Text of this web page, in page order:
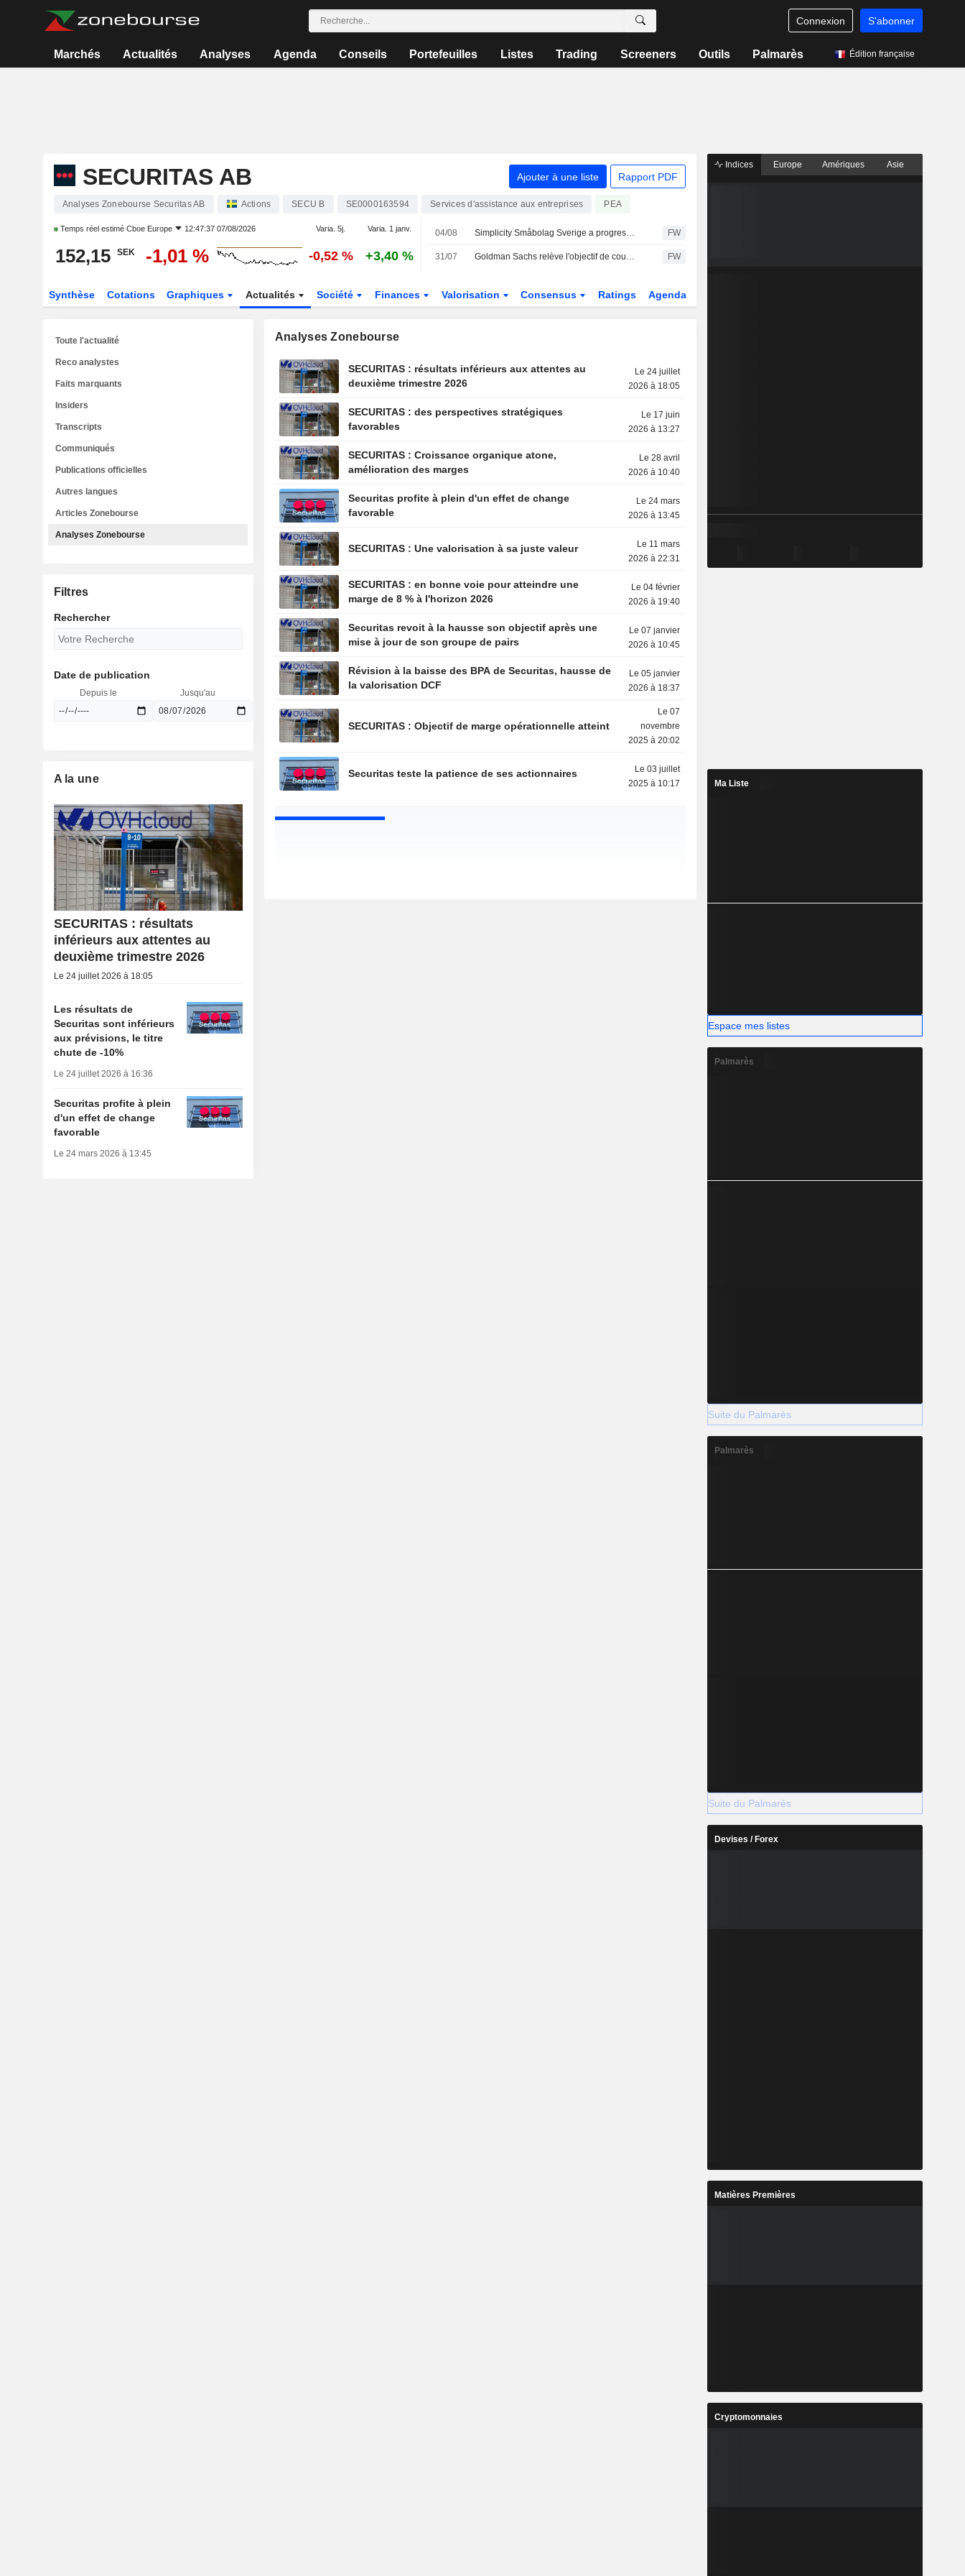
Connexion S'abonner
Marchés Actualités Analyses Agenda Conseils Portefeuilles Listes Trading Screeners Outils Palmarès Édition française
SECURITAS AB Ajouter à une liste Rapport PDF
Analyses Zonebourse Securitas AB Actions SECU B SE0000163594 Services d'assistance aux entreprises PEA
Temps réel estimé Cboe Europe 12:47:37 07/08/2026 Varia. 5j. Varia. 1 janv.
152,15 SEK -1,01 % -0,52 % +3,40 %
04/08 Simplicity Småbolag Sverige a progressé de 1,7 % en juillet - renforcement de l'exposition au secteur industriel FW
31/07 Goldman Sachs relève l'objectif de cours de Securitas à 150 couronnes (145), maintient sa recommandation à la vente - BN FW
Synthèse Cotations Graphiques Actualités Société Finances Valorisation Consensus Ratings Agenda
Analyses Zonebourse
SECURITAS : résultats inférieurs aux attentes au
deuxième trimestre 2026
Le 24 juillet
2026 à 18:05
SECURITAS : des perspectives stratégiques
favorables
Le 17 juin
2026 à 13:27
SECURITAS : Croissance organique atone,
amélioration des marges
Le 28 avril
2026 à 10:40
Securitas profite à plein d'un effet de change
favorable
Le 24 mars
2026 à 13:45
SECURITAS : Une valorisation à sa juste valeur
Le 11 mars
2026 à 22:31
SECURITAS : en bonne voie pour atteindre une
marge de 8 % à l'horizon 2026
Le 04 février
2026 à 19:40
Securitas revoit à la hausse son objectif après une
mise à jour de son groupe de pairs
Le 07 janvier
2026 à 10:45
Révision à la baisse des BPA de Securitas, hausse de
la valorisation DCF
Le 05 janvier
2026 à 18:37
SECURITAS : Objectif de marge opérationnelle atteint
Le 07
novembre
2025 à 20:02
Securitas teste la patience de ses actionnaires
Le 03 juillet
2025 à 10:17
Toute l'actualité
Reco analystes
Faits marquants
Insiders
Transcripts
Communiqués
Publications officielles
Autres langues
Articles Zonebourse
Analyses Zonebourse
Filtres
Rechercher
Date de publication
Depuis le Jusqu'au
A la une
SECURITAS : résultats
inférieurs aux attentes au
deuxième trimestre 2026
Le 24 juillet 2026 à 18:05
Les résultats de
Securitas sont inférieurs
aux prévisions, le titre
chute de -10%
Le 24 juillet 2026 à 16:36
Securitas profite à plein
d'un effet de change
favorable
Le 24 mars 2026 à 13:45
Indices Europe Amériques Asie
Ma Liste
Espace mes listes
Palmarès
Suite du Palmarès
Palmarès
Suite du Palmarès
Devises / Forex
Matières Premières
Cryptomonnaies